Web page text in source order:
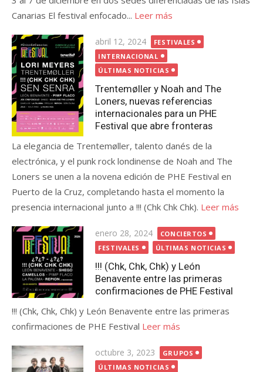
Canarias El festival enfocado... Leer más
Publicada
el
abril 12, 2024
FESTIVALES
INTERNACIONAL
ÚLTIMAS NOTICIAS
Trentemøller y Noah and The
Loners, nuevas referencias
internacionales para un PHE
Festival que abre fronteras
La elegancia de Trentemøller, talento danés de la
electrónica, y el punk rock londinense de Noah and The
Loners se unen a la novena edición de PHE Festival en
Puerto de la Cruz, completando hasta el momento la
presencia internacional junto a !!! (Chk Chk Chk). Leer más
Publicada
el
enero 28, 2024
CONCIERTOS
FESTIVALES
ÚLTIMAS NOTICIAS
!!! (Chk, Chk, Chk) y León
Benavente entre las primeras
confirmaciones de PHE Festival
!!! (Chk, Chk, Chk) y León Benavente entre las primeras
confirmaciones de PHE Festival Leer más
Publicada
el
octubre 3, 2023
GRUPOS
ÚLTIMAS NOTICIAS